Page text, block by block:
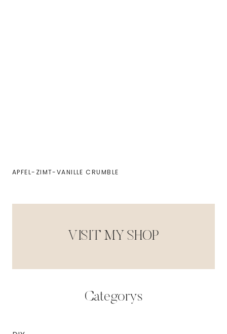
APFEL-ZIMT-VANILLE CRUMBLE
VISIT MY SHOP
Categorys